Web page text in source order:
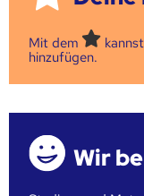
Mit dem
hinzufügen.
Wir